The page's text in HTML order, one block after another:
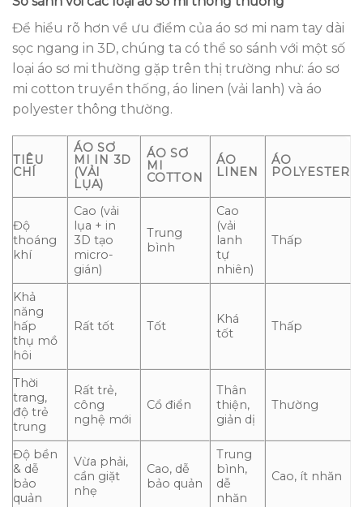
Để hiểu rõ hơn về ưu điểm của áo sơ mi nam tay dài
sọc ngang in 3D, chúng ta có thể so sánh với một số
loại áo sơ mi thường gặp trên thị trường như: áo sơ
mi cotton truyền thống, áo linen (vải lanh) và áo
polyester thông thường.
TIÊU
CHÍ
ÁO SƠ
MI IN 3D
(VẢI
LỤA)
ÁO SƠ
MI
COTTON
ÁO
LINEN
ÁO
POLYESTER
Độ
thoáng
khí
Cao (vải
lụa + in
3D tạo
micro-
gián)
Trung
bình
Cao
(vải
lanh
tự
nhiên)
Thấp
Khả
năng
hấp
thụ mồ
hôi
Rất tốt Tốt
Khá
tốt
Thấp
Thời
trang,
độ trẻ
trung
Rất trẻ,
công
nghệ mới
Cổ điển
Thân
thiện,
giản dị
Thường
Độ bền
& dễ
bảo
quản
Vừa phải,
cần giặt
nhẹ
Cao, dễ
bảo quản
Trung
bình,
dễ
nhăn
Cao, ít nhăn